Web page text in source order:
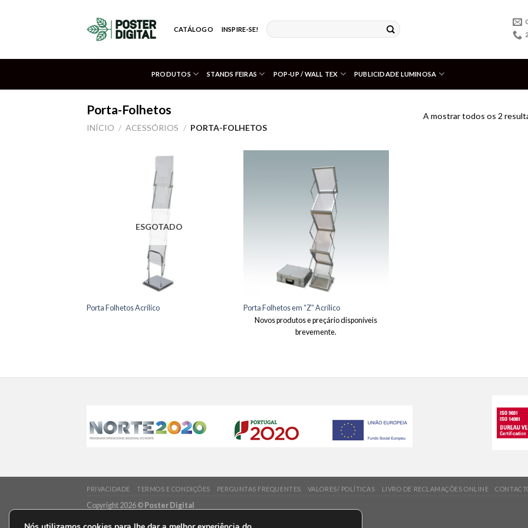
CATÁLOGO INSPIRE-SE!
PRODUTOS STANDS FEIRAS POP-UP / WALL TEX PUBLICIDADE LUMINOSA
Porta-Folhetos
INÍCIO / ACESSÓRIOS / PORTA-FOLHETOS
A mostrar todos os 2
ESGOTADO
Porta Folhetos Acrílico
Porta Folhetos em “Z” Acrílico
Novos produtos e preçário disponíveis
brevemente.
PRIVACIDADE TERMOS E CONDIÇÕES PERGUNTAS FREQUENTES VALORES/ POLÍTICAS LIVRO DE RECLAMAÇÕES ONLINE
Copyright 2026 ©Poster Digital